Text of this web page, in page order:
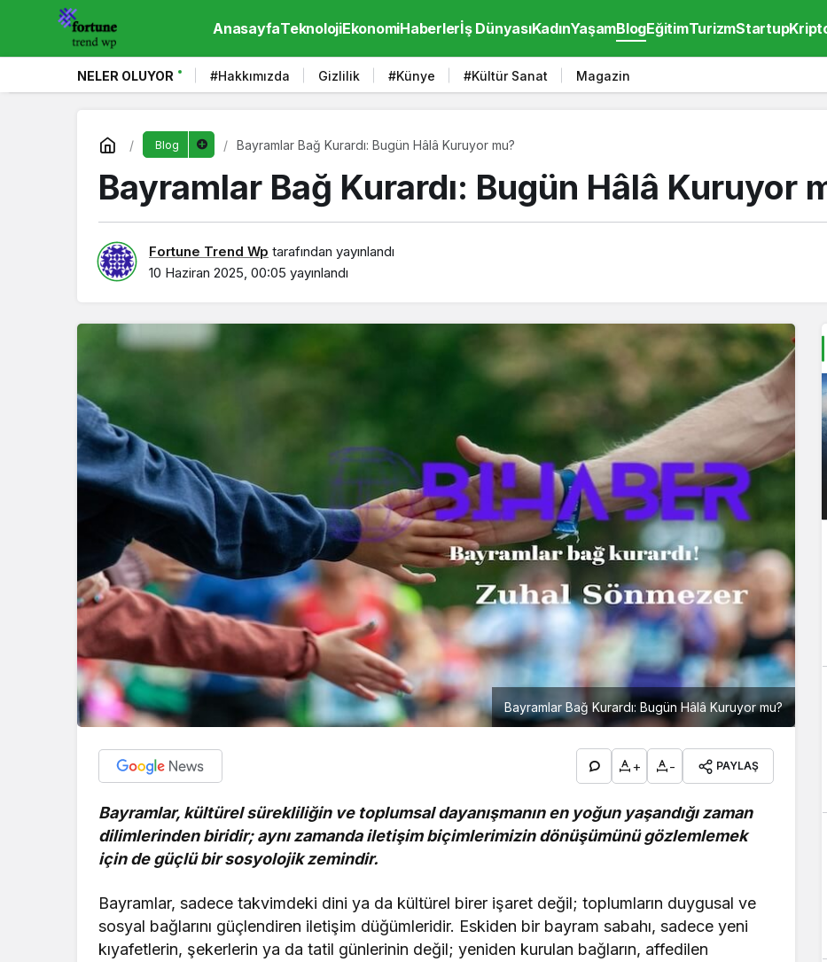
AnasayfaTeknolojiEkonomiHaberlerİş DünyasıKadınYaşamBlogEğitimTurizmStartup
NELER OLUYOR #Hakkımızda Gizlilik #Künye #Kültür Sanat Magazin
Blog Bayramlar Bağ Kurardı: Bugün Hâlâ Kuruyor mu?
Bayramlar Bağ Kurardı: Bugün Hâlâ Kuruyor
Fortune Trend Wp tarafından yayınlandı
10 Haziran 2025, 00:05 yayınlandı
Bayramlar Bağ Kurardı: Bugün Hâlâ Kuruyor mu?
+ - PAYLAŞ
Bayramlar, kültürel sürekliliğin ve toplumsal dayanışmanın en yoğun yaşandığı zaman
dilimlerinden biridir; aynı zamanda iletişim biçimlerimizin dönüşümünü gözlemlemek
için de güçlü bir sosyolojik zemindir.
Bayramlar, sadece takvimdeki dini ya da kültürel birer işaret değil; toplumların duygusal ve
sosyal bağlarını güçlendiren iletişim düğümleridir. Eskiden bir bayram sabahı, sadece yeni
kıyafetlerin, şekerlerin ya da tatil günlerinin değil; yeniden kurulan bağların, affedilen